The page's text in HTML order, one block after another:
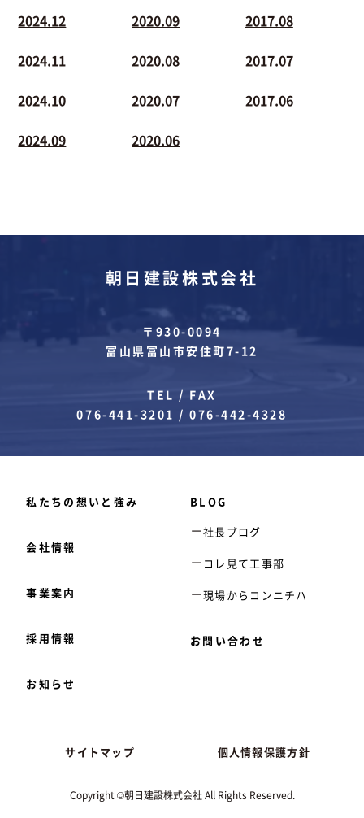
2024.12
2024.11
2024.10
2024.09
2020.09
2020.08
2020.07
2020.06
2017.08
2017.07
2017.06
朝日建設株式会社
〒930-0094
富山県富山市安住町7-12
TEL / FAX
076-441-3201 /076-442-4328
私たちの想いと強み
会社情報
事業案内
採用情報
お知らせ
BLOG
社長ブログ
コレ見て工事部
現場からコンニチハ
お問い合わせ
Copyright ©朝日建設株式会社 All Rights Reserved.
サイトマップ 個人情報保護方針